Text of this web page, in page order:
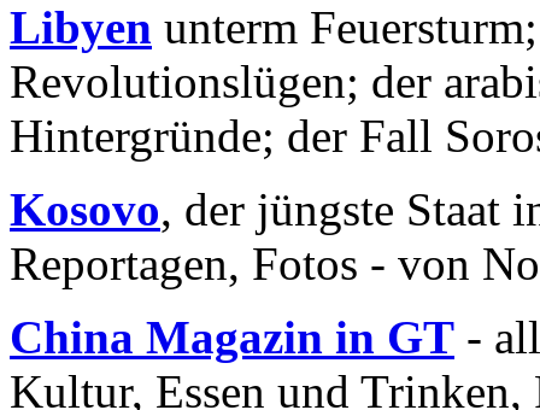
Libyen unterm
Revolutionslügen; der
Hintergründe; der Fall
Kosovo, der jüngste Staat
Reportagen, Fotos - von
China Magazin in GT -
Kultur, Essen und